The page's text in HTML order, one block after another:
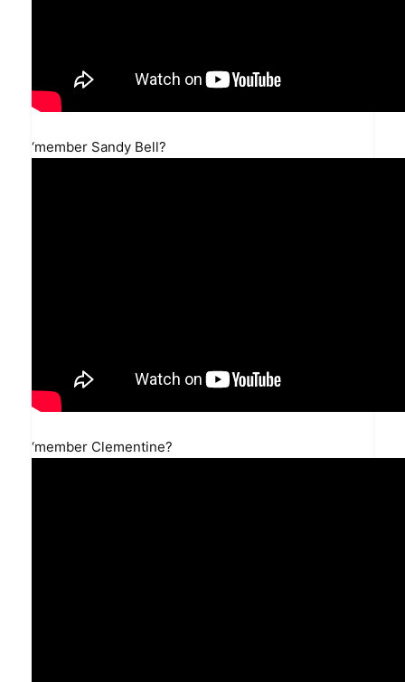
‘member Sandy Bell?
‘member Clementine?